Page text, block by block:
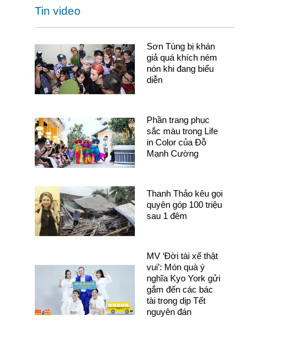
Tin video
Sơn Tùng bị khán
giả quá khích ném
nón khi đang biểu
diễn
Phần trang phục
sắc màu trong Life
in Color của Đỗ
Mạnh Cường
Thanh Thảo kêu gọi
quyên góp 100 triệu
sau 1 đêm
MV ‘Đời tài xế thật
vui’: Món quà ý
nghĩa Kyo York gửi
gắm đến các bác
tài trong dịp Tết
nguyên đán